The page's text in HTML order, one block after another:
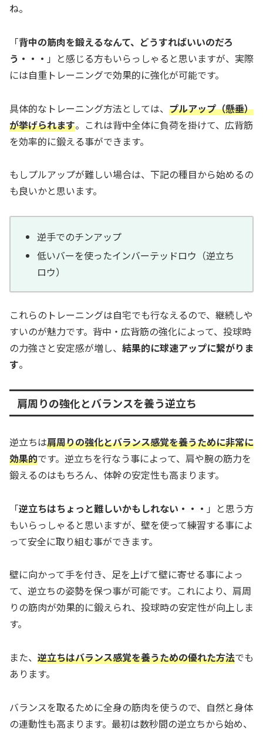
ね。
「背中の筋肉を鍛えるなんて、どうすればいいのだろ
う・・・ 」と感じる方もいらっしゃると思いますが、実際
には自重トレーニングで効果的に強化が可能です。
具体的なトレーニング方法としては、 プルアップ（懸垂）
が挙げられます。これは背中全体に負荷を掛けて、広背筋
を効率的に鍛える事ができます。
もしプルアップが難しい場合は、下記の種目から始めるの
も良いかと思います。
逆手でのチンアップ
低いバーを使ったインバーテッドロウ（逆立ち
ロウ）
これらのトレーニングは自宅でも行なえるので、継続しや
すいのが魅力です。背中・広背筋の強化によって、投球時
の力強さと安定感が増し、 結果的に球速アップに繋がりま
す。
肩周りの強化とバランスを養う逆立ち
逆立ちは肩周りの強化とバランス感覚を養うために非常に
効果的です。逆立ちを行なう事によって、肩や腕の筋力を
鍛えるのはもちろん、体幹の安定性も高まります。
「逆立ちはちょっと難しいかもしれない・・・ 」と思う方
もいらっしゃると思いますが、壁を使って練習する事によ
って安全に取り組む事ができます。
壁に向かって手を付き、足を上げて壁に寄せる事によっ
て、逆立ちの姿勢を保つ事が可能です。これにより、肩周
りの筋肉が効果的に鍛えられ、投球時の安定性が向上しま
す。
また、 逆立ちはバランス感覚を養うための優れた方法でも
あります。
バランスを取るために全身の筋肉を使うので、自然と身体
の連動性も高まります。最初は数秒間の逆立ちから始め、